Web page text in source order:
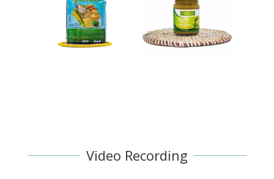
Video Recording